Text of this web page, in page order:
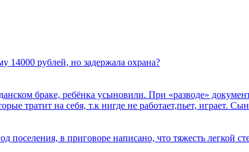
14000 рублей, но задержала охрана?
браке, ребёнка усыновили. При «разводе»
тратит на себя, т.к нигде не работает,пьет, играет.
в приговоре написано, что тяжесть легкой